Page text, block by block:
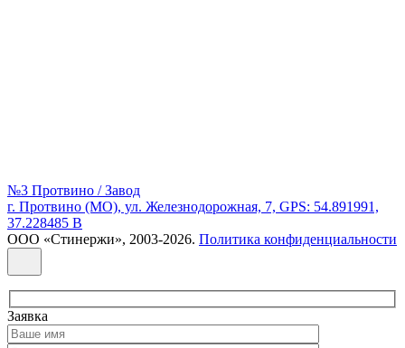
№3 Протвино / Завод
г. Протвино (МО), ул. Железнодорожная, 7, GPS: 54.891991,
37.228485 В
ООО «Стинержи», 2003-2026. Политика конфиденциальности
Заявка